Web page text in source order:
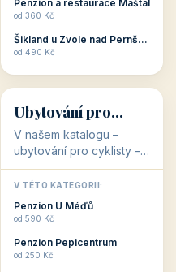
Penzion a restaurace Maštal
od 360 Kč
Šikland u Zvole nad Pernštejnem
od 490 Kč
🚴
🚴
32 objektů
Ubytování pro
cyklisty
V našem katalogu –
ubytování pro cyklisty –
jsou pro Vás připraveny
objekty, které jsou na
milovníky cykloturistiky
připraveny. Většinou mají
V TÉTO KATEGORII:
Penzion U Méďů
od 590 Kč
Penzion Pepicentrum
od 250 Kč